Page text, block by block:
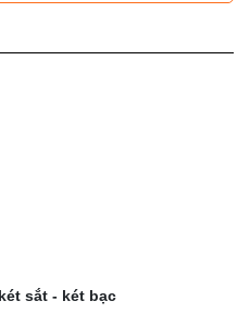
sắt - két bạc